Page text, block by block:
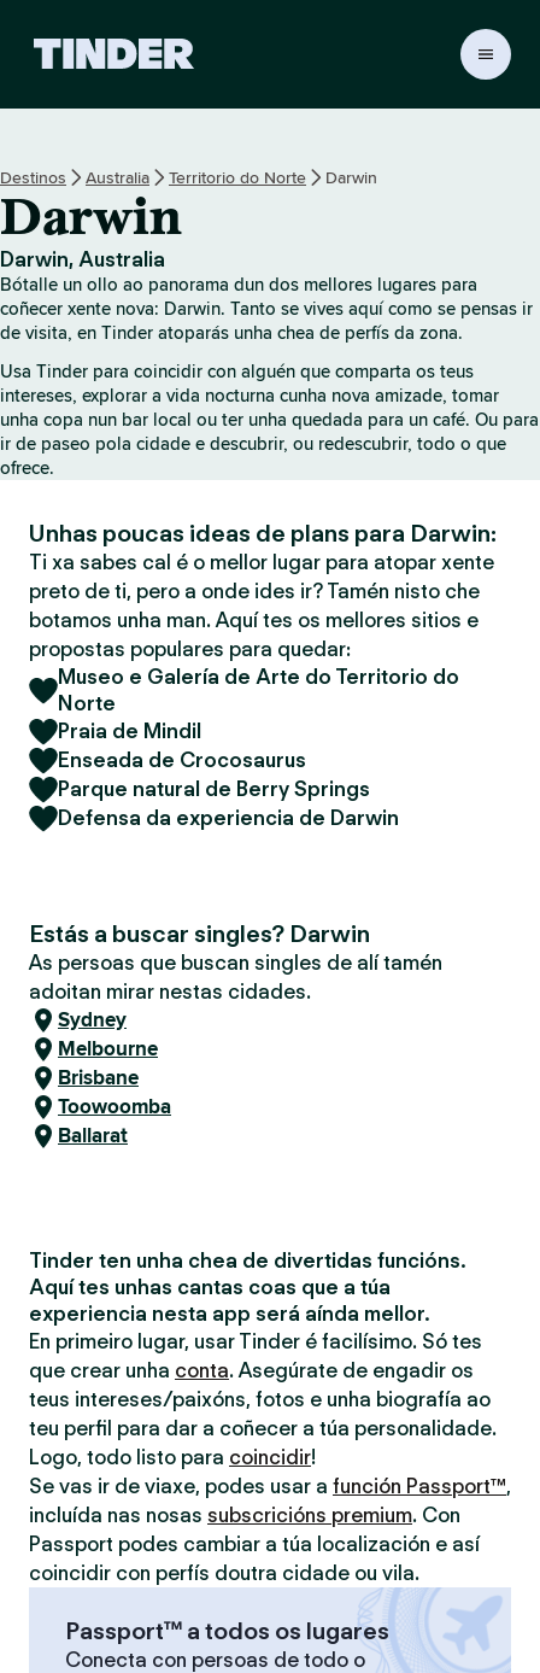
r
e
Destinos Australia Territorio do Norte Darwin
Darwin
Darwin, Australia
Bótalle un ollo ao panorama dun dos mellores lugares para
coñecer xente nova: Darwin. Tanto se vives aquí como se pensas ir
de visita, en Tinder atoparás unha chea de perfís da zona.
Usa Tinder para coincidir con alguén que comparta os teus
intereses, explorar a vida nocturna cunha nova amizade, tomar
unha copa nun bar local ou ter unha quedada para un café. Ou para
ir de paseo pola cidade e descubrir, ou redescubrir, todo o que
ofrece.
Unhas poucas ideas de plans para Darwin:
Ti xa sabes cal é o mellor lugar para atopar xente
preto de ti, pero a onde ides ir? Tamén nisto che
botamos unha man. Aquí tes os mellores sitios e
propostas populares para quedar:
Museo e Galería de Arte do Territorio do
Norte
Praia de Mindil
Enseada de Crocosaurus
Parque natural de Berry Springs
Defensa da experiencia de Darwin
Estás a buscar singles? Darwin
As persoas que buscan singles de alí tamén
adoitan mirar nestas cidades.
Sydney
Melbourne
Brisbane
Toowoomba
Ballarat
Tinder ten unha chea de divertidas funcións.
Aquí tes unhas cantas coas que a túa
experiencia nesta app será aínda mellor.
En primeiro lugar, usar Tinder é facilísimo. Só tes
que crear unha conta. Asegúrate de engadir os
teus intereses/paixóns, fotos e unha biografía ao
teu perfil para dar a coñecer a túa personalidade.
Logo, todo listo para coincidir!
Se vas ir de viaxe, podes usar a función Passport™,
incluída nas nosas subscricións premium. Con
Passport podes cambiar a túa localización e así
coincidir con perfís doutra cidade ou vila.
Passport™ a todos os lugares
Conecta con persoas de todo o